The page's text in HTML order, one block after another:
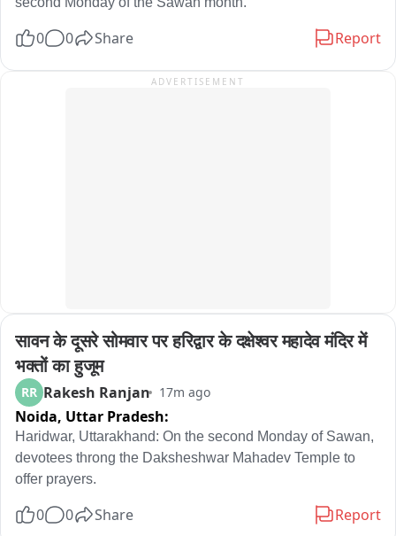
0 0 Share Report
ADVERTISEMENT
सावन के दूसरे सोमवार पर हरिद्वार के दक्षेश्वर महादेव मंदिर में
भक्तों का हुजूम
RR Rakesh Ranjan 17m ago
Noida, Uttar Pradesh:
Haridwar, Uttarakhand: On the second Monday of Sawan,
devotees throng the Daksheshwar Mahadev Temple to
offer prayers.
0 0 Share Report